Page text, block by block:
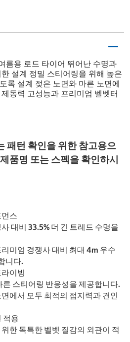
름용 로드 타이어 뛰어난 수명과
설계 정밀 스티어링을 위해 높은
록 설계 젖은 노면와 마른 노면에
동력 고성능과 프리미엄 벨벳터
패턴 확인을 위한 참고용으
품명 또는 스펙을 확인하시
스
대비 33.5% 더 긴 트레드 수명을
미엄 경쟁사 대비 최대 4m 우수
니다.
이빙
른 스티어링 반응성을 제공합니다.
에서 모두 최적의 접지력과 견인
적용
한 독특한 벨벳 질감의 외관이 적